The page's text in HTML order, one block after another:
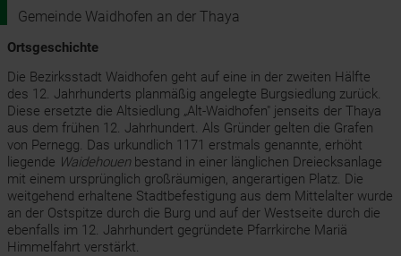
Gemeinde Waidhofen an der Thaya
Ortsgeschichte
Die Bezirksstadt Waidhofen geht auf eine in der zweiten Hälfte
des 12. Jahrhunderts planmäßig angelegte Burgsiedlung zurück.
Diese ersetzte die Altsiedlung „Alt-Waidhofen" jenseits der Thaya
aus dem frühen 12. Jahrhundert. Als Gründer gelten die Grafen
von Pernegg. Das urkundlich 1171 erstmals genannte, erhöht
liegende Waidehouenbestand in einer länglichen Dreiecksanlage
mit einem ursprünglich großräumigen, angerartigen Platz. Die
weitgehend erhaltene Stadtbefestigung aus dem Mittelalter wurde
an der Ostspitze durch die Burg und auf der Westseite durch die
ebenfalls im 12. Jahrhundert gegründete Pfarrkirche Mariä
Himmelfahrt verstärkt.